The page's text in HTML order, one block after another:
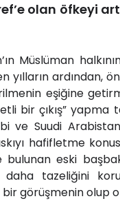
olan öfkeyi
Müslüman
yılların ardından,
eşiğine
bir çıkış” yapma
ve Suudi
hafifletme
bulunan eski
tazeliğini
görüşmenin olup